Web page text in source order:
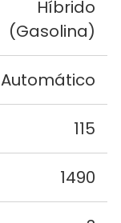
Híbrido
(Gasolina)
Automático
115
1490